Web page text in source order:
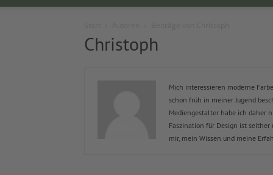
Christoph
Mich interessieren moderne
schon früh in meiner Jugend
Mediengestalter habe ich daher
Faszination für Design ist seither
mir, mein Wissen und meine